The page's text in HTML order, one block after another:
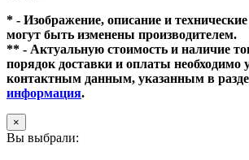
* - Изображение, описание и
могут быть изменены производителем.
** - Актуальную стоимость и наличие
порядок доставки и оплаты необходимо
контактным данным, указанным в
информация.
×
Вы выбрали: